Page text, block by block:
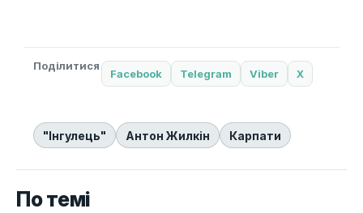
Поділитися
Facebook Telegram Viber X
"Інгулець" Антон Жилкін Карпати
По темі